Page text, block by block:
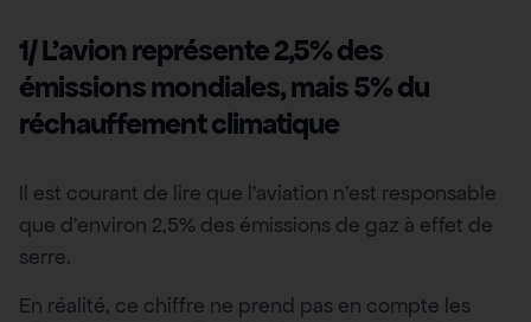
1/ L’avion représente 2,5% des
émissions mondiales, mais 5% du
réchauffement climatique
Il est courant de lire que l’aviation n’est responsable
que d’environ 2,5% des émissions de gaz à effet de
serre.
En réalité, ce chiffre ne prend pas en compte les